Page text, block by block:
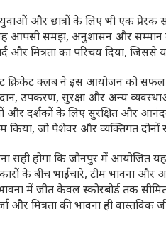
और छात्रों के लिए भी एक
आपसी समझ, अनुशासन और सम्मान का
और मित्रता का परिचय दिया,
क्रिकेट क्लब ने इस आयोजन को सफल
उपकरण, सुरक्षा और अन्य
और दर्शकों के लिए सुरक्षित और
जो पेशेवर और व्यक्तिगत
सही होगा कि जौनपुर में आयोजित
के बीच भाईचारे, टीम भावना
में जीत केवल स्कोरबोर्ड तक
और मित्रता की भावना ही वास्तविक